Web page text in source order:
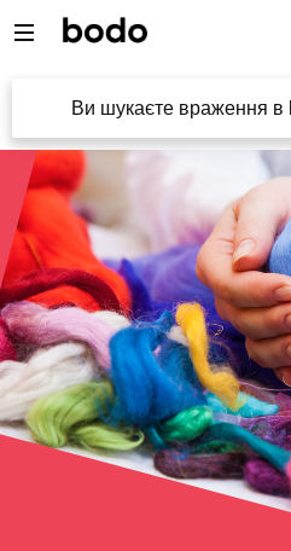
Ви шукаєте враження в